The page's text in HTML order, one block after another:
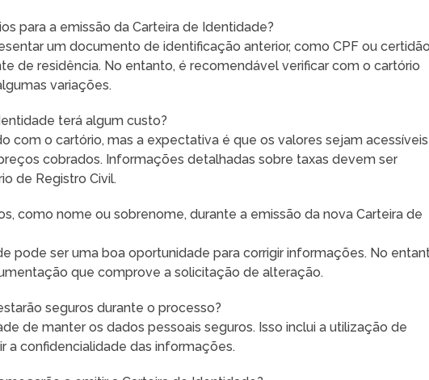
para a emissão da Carteira de Identidade?
um documento de identificação anterior, como CPF ou
de residência. No entanto, é recomendável verificar com o cartório
variações.
terá algum custo?
com o cartório, mas a expectativa é que os valores sejam
cobrados. Informações detalhadas sobre taxas devem ser
de Registro Civil.
como nome ou sobrenome, durante a emissão da nova Carteira de
pode ser uma boa oportunidade para corrigir informações. No
que comprove a solicitação de alteração.
seguros durante o processo?
de manter os dados pessoais seguros. Isso inclui a utilização de
a confidencialidade das informações.